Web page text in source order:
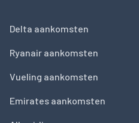
Delta aankomsten
Ryanair aankomsten
Vueling aankomsten
Emirates aankomsten